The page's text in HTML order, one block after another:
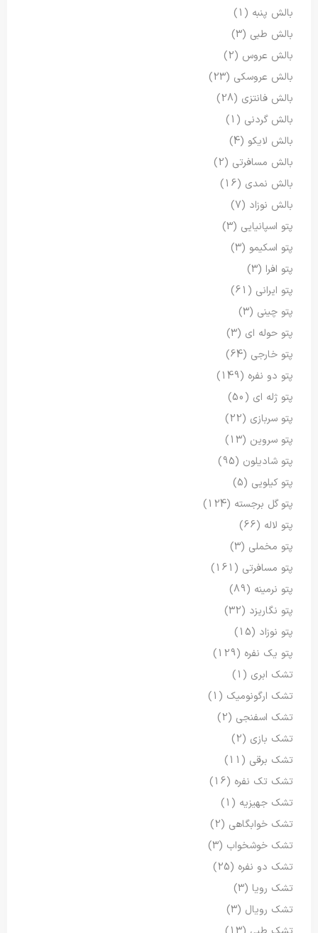
بالش پنبه (1)
بالش طبی (3)
بالش عروس (2)
بالش عروسکی (23)
بالش فانتزی (28)
بالش گردنی (1)
بالش لایکو (4)
بالش مسافرتی (2)
بالش نمدی (16)
بالش نوزاد (7)
پتو اسپانیایی (3)
پتو اسکیمو (3)
پتو افرا (3)
پتو ایرانی (61)
پتو چینی (3)
پتو حوله ای (3)
پتو خارجی (64)
پتو دو نفره (149)
پتو ژله ای (50)
پتو سربازی (22)
پتو سروین (13)
پتو شادیلون (95)
پتو کیلویی (5)
پتو گل برجسته (124)
پتو لاله (66)
پتو مخملی (3)
پتو مسافرتی (161)
پتو نرمینه (89)
پتو نگاریزد (32)
پتو نوزاد (15)
پتو یک نفره (129)
تشک ابری (1)
تشک ارگونومیک (1)
تشک اسفنجی (2)
تشک بازی (2)
تشک برقی (11)
تشک تک نفره (16)
تشک جهیزیه (1)
تشک خوابگاهی (2)
تشک خوشخواب (3)
تشک دو نفره (25)
تشک رویا (3)
تشک رویال (3)